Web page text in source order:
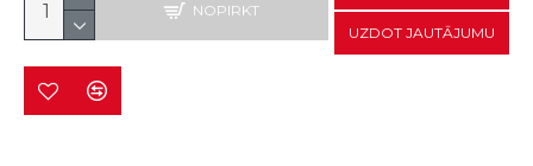
NOPIRKT
UZDOT JAUTĀJUMU